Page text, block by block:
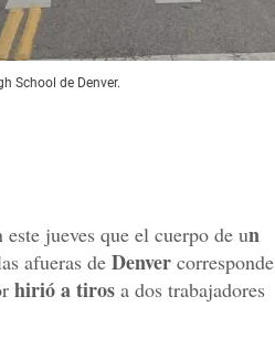
School de Denver.
jueves que el cuerpo de un
afueras de Denver corresponde
hirió a tiros a dos trabajadores